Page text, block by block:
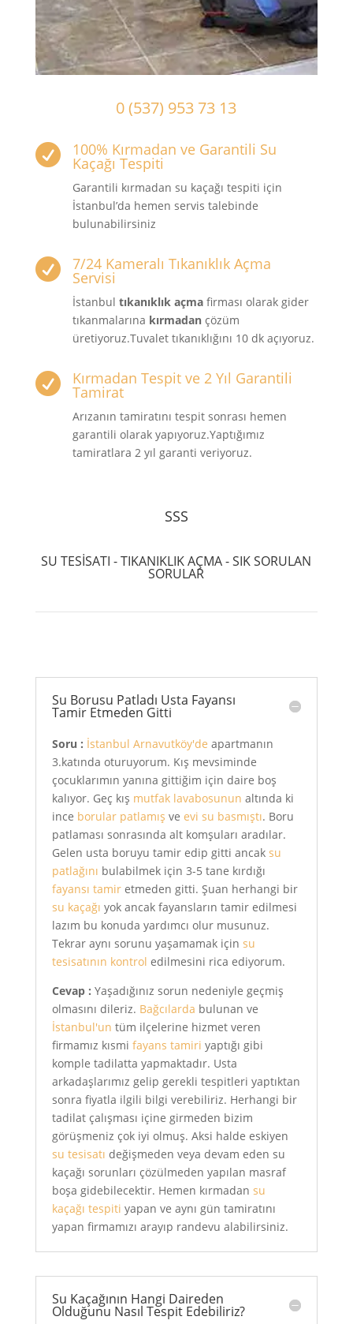
0 (537) 953 73 13
 100% Kırmadan ve Garantili Su
Kaçağı Tespiti
Garantili kırmadan su kaçağı tespiti için
İstanbul’da hemen servis talebinde
bulunabilirsiniz
 7/24 Kameralı Tıkanıklık Açma
Servisi
İstanbul tıkanıklık açmafirması olarak gider
tıkanmalarına kırmadançözüm
üretiyoruz.Tuvalet tıkanıklığını 10 dk açıyoruz.
 Kırmadan Tespit ve 2 Yıl Garantili
Tamirat
Arızanın tamiratını tespit sonrası hemen
garantili olarak yapıyoruz.Yaptığımız
tamiratlara 2 yıl garanti veriyoruz.
SSS
SU TESİSATI - TIKANIKLIK AÇMA - SIK SORULAN
SORULAR
Su Borusu Patladı Usta Fayansı
Tamir Etmeden Gitti
Soru : İstanbul Arnavutköy'de apartmanın
3.katında oturuyorum. Kış mevsiminde
çocuklarımın yanına gittiğim için daire boş
kalıyor. Geç kış mutfak lavabosunun altında ki
ince borular patlamış ve evi su basmıştı. Boru
patlaması sonrasında alt komşuları aradılar.
Gelen usta boruyu tamir edip gitti ancak su
patlağını bulabilmek için 3-5 tane kırdığı
fayansı tamiretmeden gitti. Şuan herhangi bir
su kaçağı yok ancak fayansların tamir edilmesi
lazım bu konuda yardımcı olur musunuz.
Tekrar aynı sorunu yaşamamak için su
tesisatının kontrol edilmesini rica ediyorum.
Cevap : Yaşadığınız sorun nedeniyle geçmiş
olmasını dileriz. Bağcılarda bulunan ve
İstanbul'un tüm ilçelerine hizmet veren
firmamız kısmi fayans tamiri yaptığı gibi
komple tadilatta yapmaktadır. Usta
arkadaşlarımız gelip gerekli tespitleri yaptıktan
sonra fiyatla ilgili bilgi verebiliriz. Herhangi bir
tadilat çalışması içine girmeden bizim
görüşmeniz çok iyi olmuş. Aksi halde eskiyen
su tesisatı değişmeden veya devam eden su
kaçağı sorunları çözülmeden yapılan masraf
boşa gidebilecektir. Hemen kırmadan su
kaçağı tespiti yapan ve aynı gün tamiratını
yapan firmamızı arayıp randevu alabilirsiniz.
Su Kaçağının Hangi Daireden
Olduğunu Nasıl Tespit Edebiliriz?